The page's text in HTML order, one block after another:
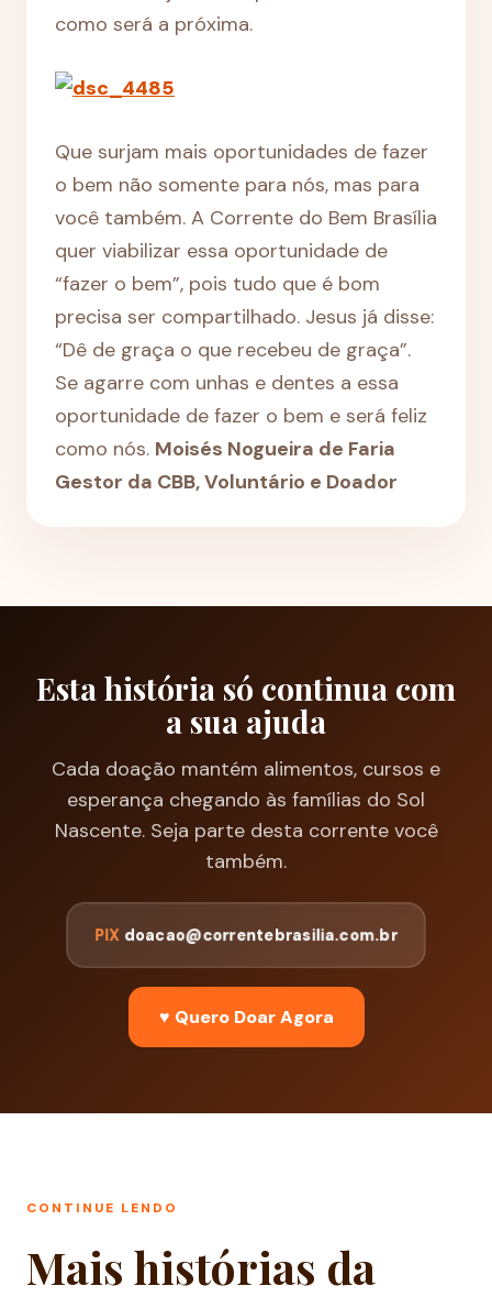
como será a próxima.
Que surjam mais oportunidades de fazer
o bem não somente para nós, mas para
você também. A Corrente do Bem Brasília
quer viabilizar essa oportunidade de
“fazer o bem”, pois tudo que é bom
precisa ser compartilhado. Jesus já disse:
“Dê de graça o que recebeu de graça”.
Se agarre com unhas e dentes a essa
oportunidade de fazer o bem e será feliz
como nós. Moisés Nogueira de Faria
Gestor da CBB, Voluntário e Doador
Esta história só continua com
a sua ajuda
Cada doação mantém alimentos, cursos e
esperança chegando às famílias do Sol
Nascente. Seja parte desta corrente você
também.
PIX doacao@correntebrasilia.com.br
♥ Quero Doar Agora
CONTINUE LENDO
Mais histórias da